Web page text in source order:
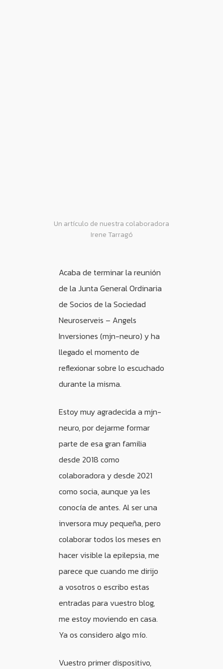
Un artículo de nuestra colaboradora
Irene Tarragó
Acaba de terminar la reunión
de la Junta General Ordinaria
de Socios de la Sociedad
Neuroserveis – Angels
Inversiones (mjn-neuro) y ha
llegado el momento de
reflexionar sobre lo escuchado
durante la misma.
Estoy muy agradecida a mjn-
neuro, por dejarme formar
parte de esa gran familia
desde 2018 como
colaboradora y desde 2021
como socia, aunque ya les
conocía de antes. Al ser una
inversora muy pequeña, pero
colaborar todos los meses en
hacer visible la epilepsia, me
parece que cuando me dirijo
a vosotros o escribo estas
entradas para vuestro blog,
me estoy moviendo en casa.
Ya os considero algo mío.
Vuestro primer dispositivo,